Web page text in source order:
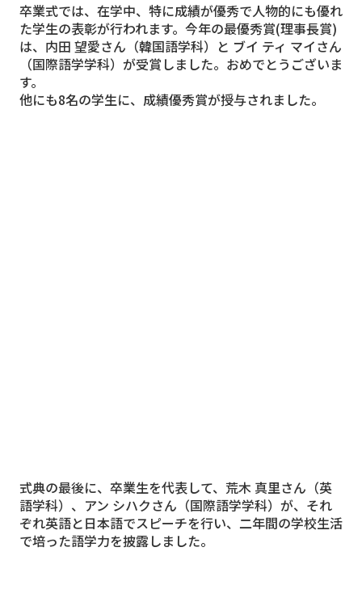
卒業式では、在学中、特に成績が優秀で人物的にも優れ
た学生の表彰が行われます。今年の最優秀賞(理事長賞)
は、内田 望愛さん（韓国語学科）と ブイ ティ マイさん
（国際語学学科）が受賞しました。おめでとうございま
す。
他にも8名の学生に、成績優秀賞が授与されました。
式典の最後に、卒業生を代表して、荒木 真里さん（英
語学科）、アン シハクさん（国際語学学科）が、それ
ぞれ英語と日本語でスピーチを行い、二年間の学校生活
で培った語学力を披露しました。